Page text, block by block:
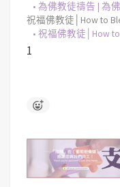
• 為佛教徒禱告 | 為
祝福佛教徒│How to
• 祝福佛教徒│How
1